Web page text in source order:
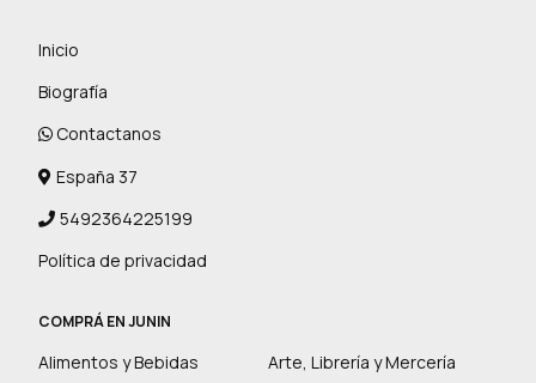
Inicio
Biografía
Contactanos
España 37
5492364225199
Política de privacidad
COMPRÁ EN JUNIN
Alimentos y Bebidas
Arte, Librería y Mercería